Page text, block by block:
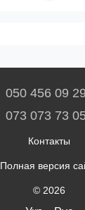
050 456 09 29
073 073 73
Контакты
Полная версия
© 2026